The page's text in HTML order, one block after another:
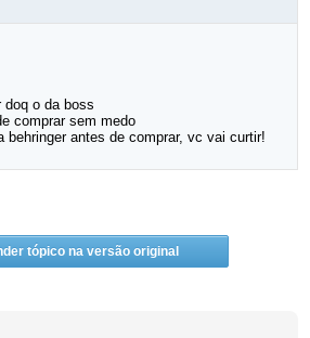
doq o da boss
comprar sem medo
behringer antes de comprar, vc vai curtir!
tópico na versão original